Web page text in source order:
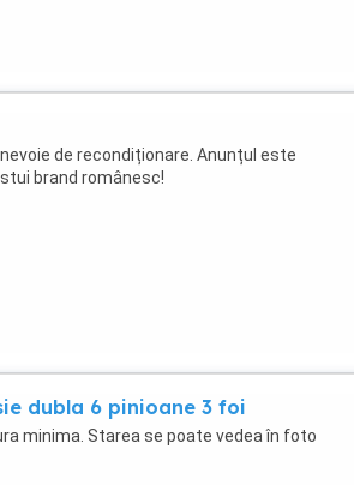
de recondiționare. Anunțul este
brand românesc!
dubla 6 pinioane 3 foi
minima. Starea se poate vedea în foto